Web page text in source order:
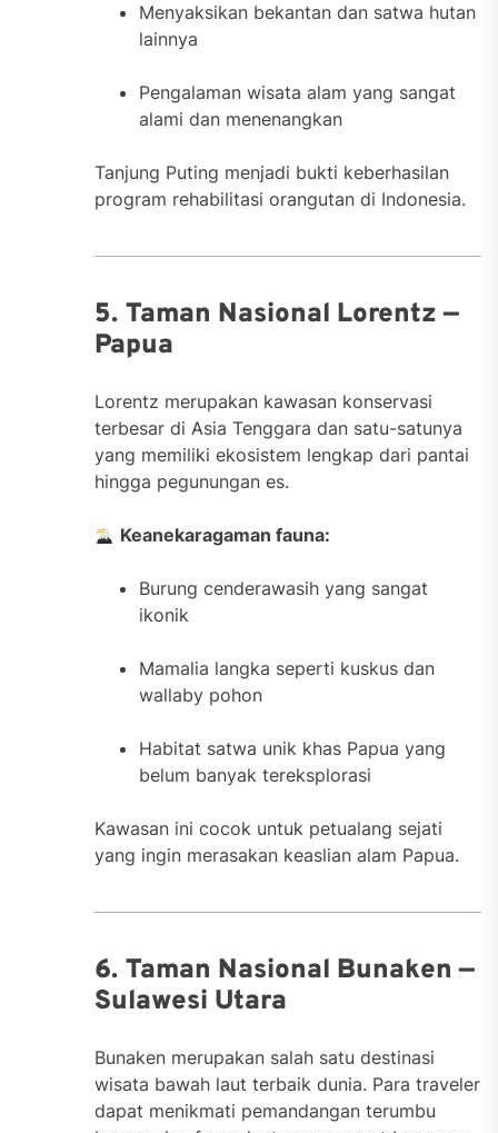
Menyaksikan bekantan dan satwa hutan
lainnya
Pengalaman wisata alam yang sangat
alami dan menenangkan
Tanjung Puting menjadi bukti keberhasilan
program rehabilitasi orangutan di Indonesia.
5. Taman Nasional Lorentz —
Papua
Lorentz merupakan kawasan konservasi
terbesar di Asia Tenggara dan satu-satunya
yang memiliki ekosistem lengkap dari pantai
hingga pegunungan es.
Keanekaragaman fauna:
Burung cenderawasih yang sangat
ikonik
Mamalia langka seperti kuskus dan
wallaby pohon
Habitat satwa unik khas Papua yang
belum banyak tereksplorasi
Kawasan ini cocok untuk petualang sejati
yang ingin merasakan keaslian alam Papua.
6. Taman Nasional Bunaken —
Sulawesi Utara
Bunaken merupakan salah satu destinasi
wisata bawah laut terbaik dunia. Para traveler
dapat menikmati pemandangan terumbu